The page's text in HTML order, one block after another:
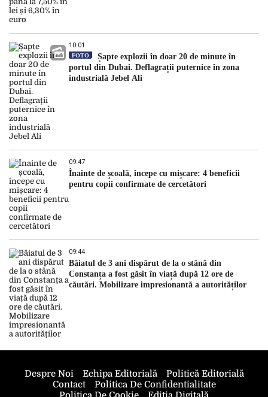
10:01
FOTO
Șapte explozii în doar 20 de minute în
portul din Dubai. Deflagrații puternice în zona
industrială Jebel Ali
09:47
Înainte de școală, începe cu mișcare: 4 beneficii
pentru copii confirmate de cercetători
09:44
Băiatul de 3 ani dispărut de la o stână din
Constanța a fost găsit în viață după 12 ore de
căutări. Mobilizare impresionantă a autorităților
Despre Noi Echipa Editorială
Politică Editorială
Contact
Politica De Confidentialitate